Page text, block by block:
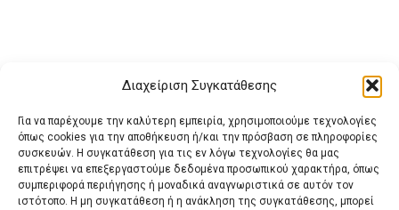
Διαχείριση Συγκατάθεσης
Για να παρέχουμε την καλύτερη εμπειρία, χρησιμοποιούμε τεχνολογίες
όπως cookies για την αποθήκευση ή/και την πρόσβαση σε πληροφορίες
συσκευών. Η συγκατάθεση για τις εν λόγω τεχνολογίες θα μας
επιτρέψει να επεξεργαστούμε δεδομένα προσωπικού χαρακτήρα, όπως
συμπεριφορά περιήγησης ή μοναδικά αναγνωριστικά σε αυτόν τον
ιστότοπο. Η μη συγκατάθεση ή η ανάκληση της συγκατάθεσης, μπορεί